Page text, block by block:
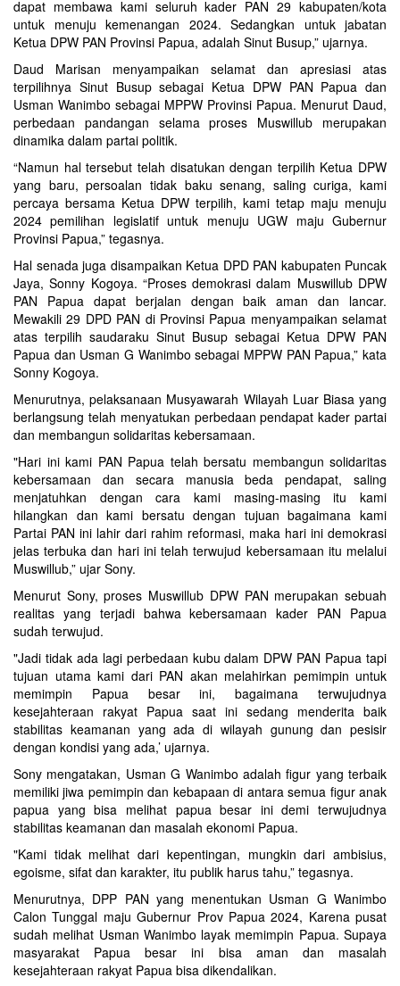
dapat membawa kami seluruh kader PAN 29 kabupaten/kota
untuk menuju kemenangan 2024. Sedangkan untuk jabatan
Ketua DPW PAN Provinsi Papua, adalah Sinut Busup,” ujarnya.
Daud Marisan menyampaikan selamat dan apresiasi atas
terpilihnya Sinut Busup sebagai Ketua DPW PAN Papua dan
Usman Wanimbo sebagai MPPW Provinsi Papua. Menurut Daud,
perbedaan pandangan selama proses Muswillub merupakan
dinamika dalam partai politik.
“Namun hal tersebut telah disatukan dengan terpilih Ketua DPW
yang baru, persoalan tidak baku senang, saling curiga, kami
percaya bersama Ketua DPW terpilih, kami tetap maju menuju
2024 pemilihan legislatif untuk menuju UGW maju Gubernur
Provinsi Papua,” tegasnya.
Hal senada juga disampaikan Ketua DPD PAN kabupaten Puncak
Jaya, Sonny Kogoya. “Proses demokrasi dalam Muswillub DPW
PAN Papua dapat berjalan dengan baik aman dan lancar.
Mewakili 29 DPD PAN di Provinsi Papua menyampaikan selamat
atas terpilih saudaraku Sinut Busup sebagai Ketua DPW PAN
Papua dan Usman G Wanimbo sebagai MPPW PAN Papua,” kata
Sonny Kogoya.
Menurutnya, pelaksanaan Musyawarah Wilayah Luar Biasa yang
berlangsung telah menyatukan perbedaan pendapat kader partai
dan membangun solidaritas kebersamaan.
"Hari ini kami PAN Papua telah bersatu membangun solidaritas
kebersamaan dan secara manusia beda pendapat, saling
menjatuhkan dengan cara kami masing-masing itu kami
hilangkan dan kami bersatu dengan tujuan bagaimana kami
Partai PAN ini lahir dari rahim reformasi, maka hari ini demokrasi
jelas terbuka dan hari ini telah terwujud kebersamaan itu melalui
Muswillub,” ujar Sony.
Menurut Sony, proses Muswillub DPW PAN merupakan sebuah
realitas yang terjadi bahwa kebersamaan kader PAN Papua
sudah terwujud.
"Jadi tidak ada lagi perbedaan kubu dalam DPW PAN Papua tapi
tujuan utama kami dari PAN akan melahirkan pemimpin untuk
memimpin Papua besar ini, bagaimana terwujudnya
kesejahteraan rakyat Papua saat ini sedang menderita baik
stabilitas keamanan yang ada di wilayah gunung dan pesisir
dengan kondisi yang ada,’ ujarnya.
Sony mengatakan, Usman G Wanimbo adalah figur yang terbaik
memiliki jiwa pemimpin dan kebapaan di antara semua figur anak
papua yang bisa melihat papua besar ini demi terwujudnya
stabilitas keamanan dan masalah ekonomi Papua.
"Kami tidak melihat dari kepentingan, mungkin dari ambisius,
egoisme, sifat dan karakter, itu publik harus tahu,” tegasnya.
Menurutnya, DPP PAN yang menentukan Usman G Wanimbo
Calon Tunggal maju Gubernur Prov Papua 2024, Karena pusat
sudah melihat Usman Wanimbo layak memimpin Papua. Supaya
masyarakat Papua besar ini bisa aman dan masalah
kesejahteraan rakyat Papua bisa dikendalikan.